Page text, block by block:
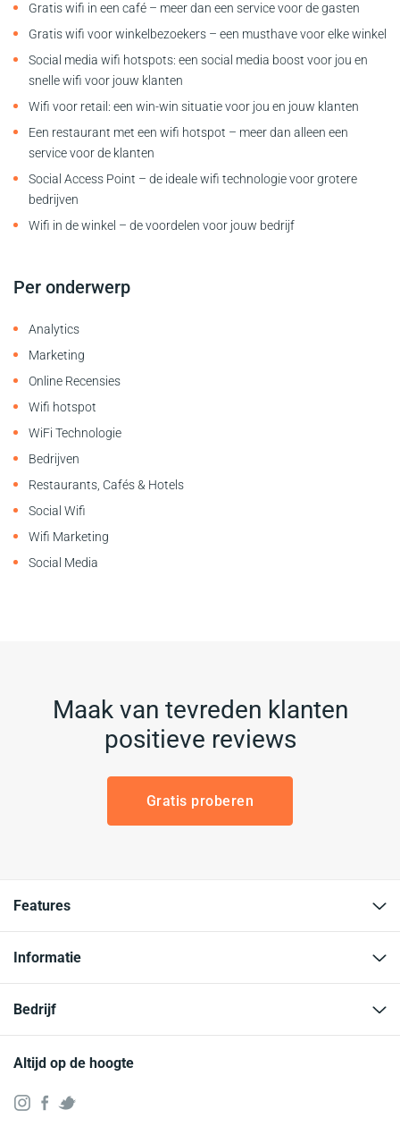
Gratis wifi in een café – meer dan een service voor de gasten
Gratis wifi voor winkelbezoekers – een musthave voor elke winkel
Social media wifi hotspots: een social media boost voor jou en
snelle wifi voor jouw klanten
Wifi voor retail: een win-win situatie voor jou en jouw klanten
Een restaurant met een wifi hotspot – meer dan alleen een
service voor de klanten
Social Access Point – de ideale wifi technologie voor grotere
bedrijven
Wifi in de winkel – de voordelen voor jouw bedrijf
Per onderwerp
Analytics
Marketing
Online Recensies
Wifi hotspot
WiFi Technologie
Bedrijven
Restaurants, Cafés & Hotels
Social Wifi
Wifi Marketing
Social Media
Maak van tevreden klanten
positieve reviews
Gratis proberen
Features
Informatie
Bedrijf
Altijd op de hoogte